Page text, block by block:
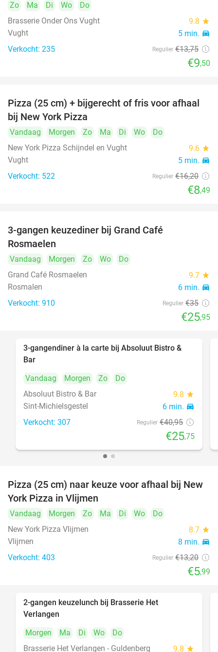
Zo Ma Di Wo
Do
Brasserie Onder Ons Vught
9.8 star
Vught 5 min. directions_car
Verkocht: 235 Regulier €13,75
€9,50
48%
Pizza (25 cm) + bijgerecht of fris voor afhaal
bij New York Pizza
Vandaag Morgen Zo Ma Di Wo
Do
New York Pizza Schijndel en Vught
9.6 star
Vught 5 min. directions_car
Verkocht: 522 Regulier €16,20
€8,49
3-gangen keuzediner bij Grand Café
Rosmaelen
Vandaag Morgen Zo Wo
Do
Grand Café Rosmaelen
9.7 star
Rosmalen 6 min. directions_car
Verkocht: 910 Regulier €35
€25,95
37%
3-gangendiner à la carte bij Absoluut Bistro &
Bar
Vandaag
Morgen Zo
Do
Absoluut Bistro & Bar
9.8 star
Sint-Michielsgestel 6 min. directions_car
Verkocht: 307 Regulier €40,95
€25,75
55%
Pizza (25 cm) naar keuze voor afhaal bij New
York Pizza in Vlijmen
Vandaag Morgen Zo Ma Di Wo
Do
New York Pizza Vlijmen
8.7 star
Vlijmen 8 min. directions_car
Verkocht: 403 Regulier €13,20
€5,99
2-gangen keuzelunch bij Brasserie Het
Verlangen
Morgen
Ma Di Wo
Do
Brasserie Het Verlangen - Guldenberg
9.8 star